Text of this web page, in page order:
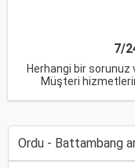
7/
Herhangi bir sorunuz
Müşteri
Ordu - Battambang